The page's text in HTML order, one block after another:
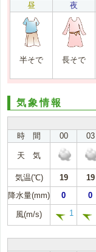
昼
夜
半そで 長そで
気象情報
時 間
00 03
天 気
気温(℃) 19 19
降水量(mm)
0 0
風(m/s) 1